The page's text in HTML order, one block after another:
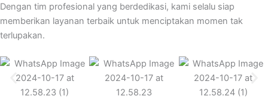
Dengan tim profesional yang berdedikasi, kami selalu siap
memberikan layanan terbaik untuk menciptakan momen tak
terlupakan.